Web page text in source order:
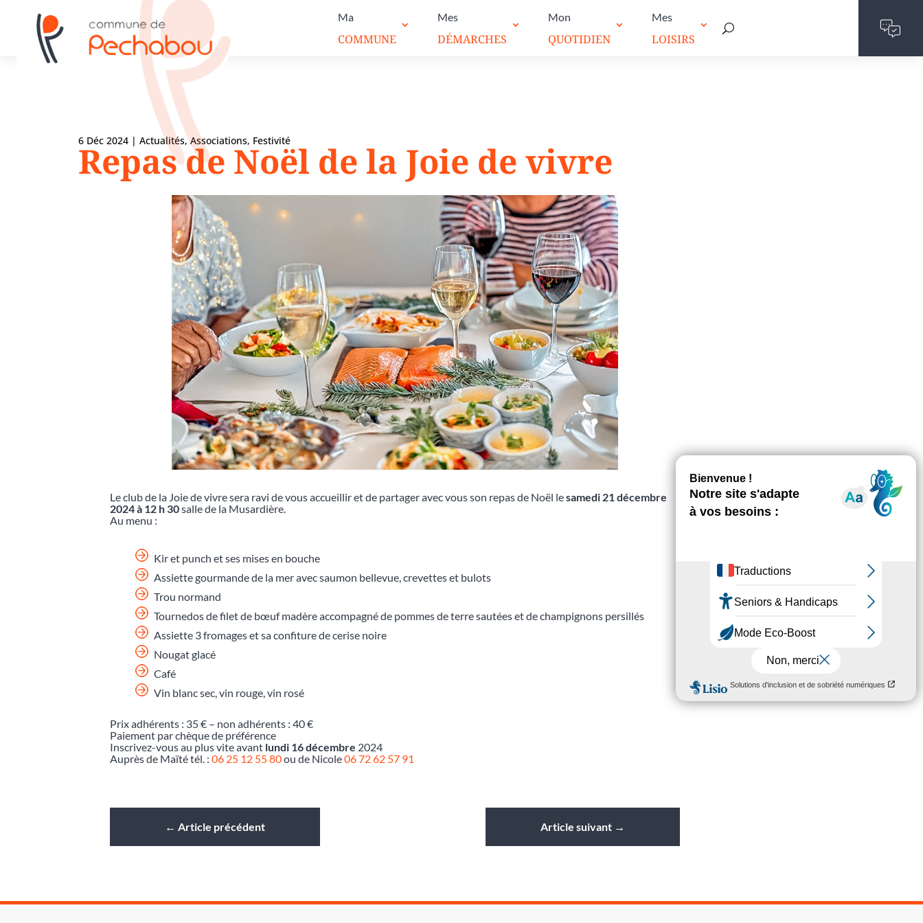
Ma
COMMUNE
Mes
DÉMARCHES
Mon
QUOTIDIEN
Mes
LOISIRS
6 Déc 2024 |Actualités,Associations, Festivité
Repas de Noël de la Joie de vivre
Le club de la Joie de vivre sera ravi de vous accueillir et de partager avec vous son repas de Noël lesamedi 21 décembre
2024 à 12 h 30salle de la Musardière.
Au menu :
Kir et punch et ses mises en bouche
Assiette gourmande de la mer avec saumon bellevue, crevettes et bulots
Trou normand
Tournedos de filet de bœuf madère accompagné de pommes de terre sautées et de champignons persillés
Assiette 3 fromages et sa confiture de cerise noire
Nougat glacé
Café
Vin blanc sec, vin rouge, vin rosé
Prix adhérents : 35 € – non adhérents : 40 €
Paiement par chèque de préférence
Inscrivez-vous au plus vite avant lundi 16 décembre 2024
Auprès de Maïté tél. : 06 25 12 55 80ou de Nicole06 72 62 57 91
← Article précédent Article suivant→